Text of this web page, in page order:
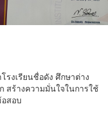
รงเรียนชื่อดัง ศึกษาต่าง
สร้างความมั่นใจในการใช้
สอบ